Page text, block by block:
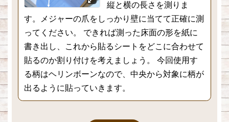
縦と横の長さを測りま
す。メジャーの爪をしっかり壁に当てて正確に測
ってください。 できれば測った床面の形を紙に
書き出し、これから貼るシートをどこに合わせて
貼るのか割り付けを考えましょう。 今回使用す
る柄はヘリンボーンなので、中央から対象に柄が
出るように貼っていきます。